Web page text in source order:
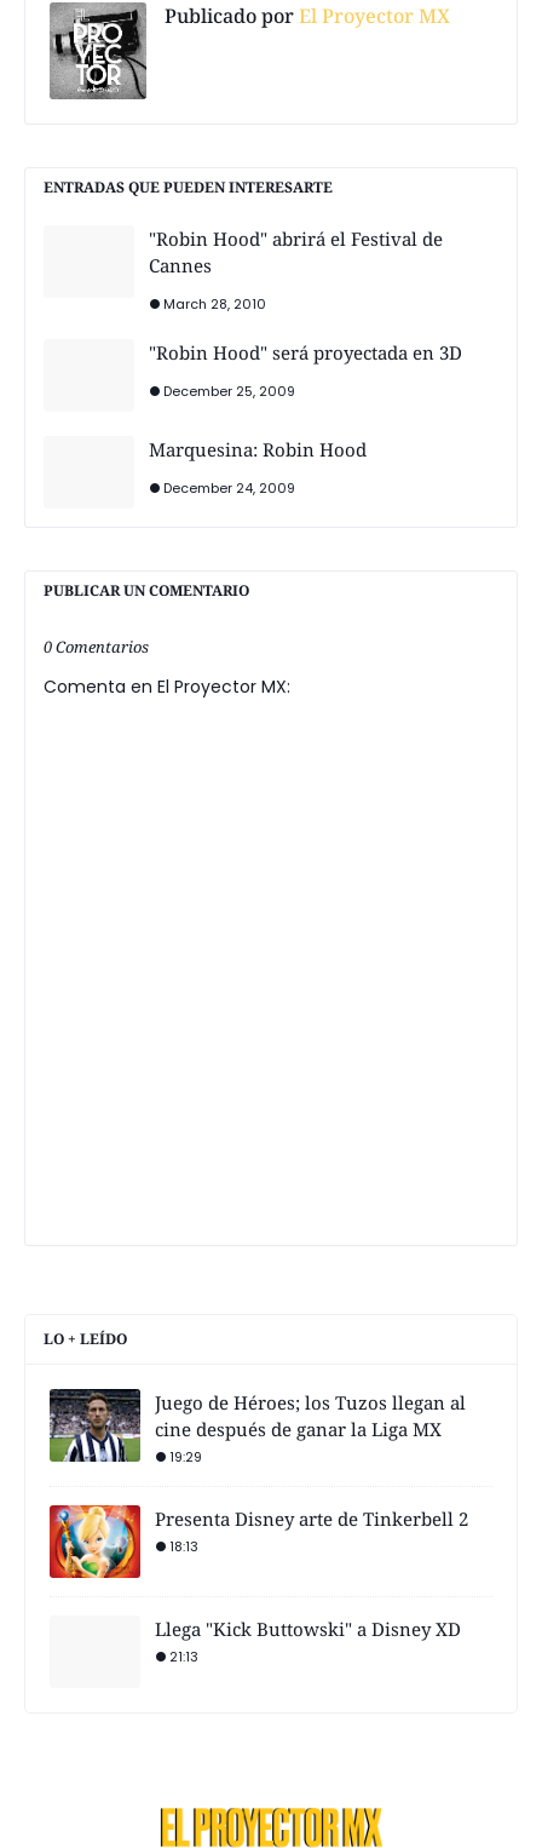
Publicado porEl Proyector MX
ENTRADAS QUE PUEDEN INTERESARTE
"Robin Hood" abrirá el Festival de
Cannes
March 28, 2010
"Robin Hood" será proyectada en 3D
December 25, 2009
Marquesina: Robin Hood
December 24, 2009
PUBLICAR UN COMENTARIO
0 Comentarios
Comenta en El Proyector MX:
LO + LEÍDO
Juego de Héroes; los Tuzos llegan al
cine después de ganar la Liga MX
19:29
Presenta Disney arte de Tinkerbell 2
18:13
Llega "Kick Buttowski" a Disney XD
21:13